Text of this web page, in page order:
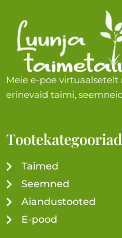
Meie e-poe
erinevaid taimi,
Tootekategooriad
Taimed
Seemned
Aiandustooted
E-pood